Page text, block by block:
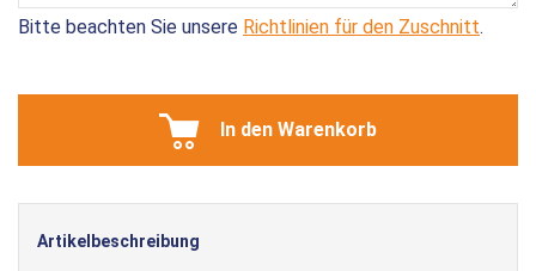
Bitte beachten Sie unsere Richtlinien für den Zuschnitt.
In den Warenkorb
Artikelbeschreibung